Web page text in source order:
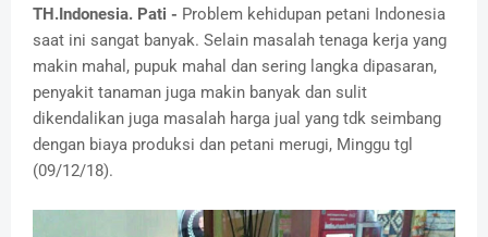
TH.Indonesia. Pati - Problem kehidupan petani Indonesia
saat ini sangat banyak. Selain masalah tenaga kerja yang
makin mahal, pupuk mahal dan sering langka dipasaran,
penyakit tanaman juga makin banyak dan sulit
dikendalikan juga masalah harga jual yang tdk seimbang
dengan biaya produksi dan petani merugi, Minggu tgl
(09/12/18).